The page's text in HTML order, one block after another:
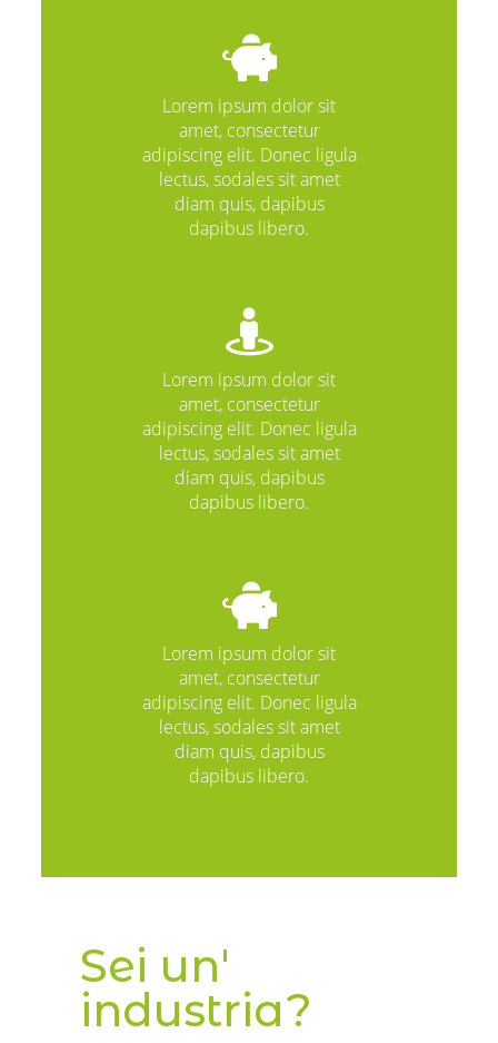
Lorem ipsum dolor sit
amet, consectetur
adipiscing elit. Donec ligula
lectus, sodales sit amet
diam quis, dapibus
dapibus libero.
Lorem ipsum dolor sit
amet, consectetur
adipiscing elit. Donec ligula
lectus, sodales sit amet
diam quis, dapibus
dapibus libero.
Lorem ipsum dolor sit
amet, consectetur
adipiscing elit. Donec ligula
lectus, sodales sit amet
diam quis, dapibus
dapibus libero.
Sei un'
industria?